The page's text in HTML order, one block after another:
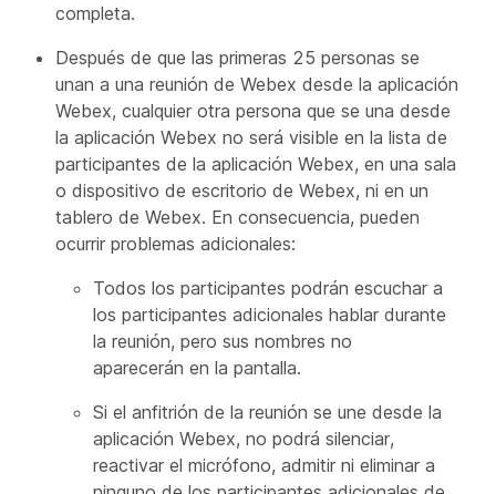
completa.
Después de que las primeras 25 personas se
unan a una reunión de Webex desde la aplicación
Webex, cualquier otra persona que se una desde
la aplicación Webex no será visible en la lista de
participantes de la aplicación Webex, en una sala
o dispositivo de escritorio de Webex, ni en un
tablero de Webex. En consecuencia, pueden
ocurrir problemas adicionales:
Todos los participantes podrán escuchar a
los participantes adicionales hablar durante
la reunión, pero sus nombres no
aparecerán en la pantalla.
Si el anfitrión de la reunión se une desde la
aplicación Webex, no podrá silenciar,
reactivar el micrófono, admitir ni eliminar a